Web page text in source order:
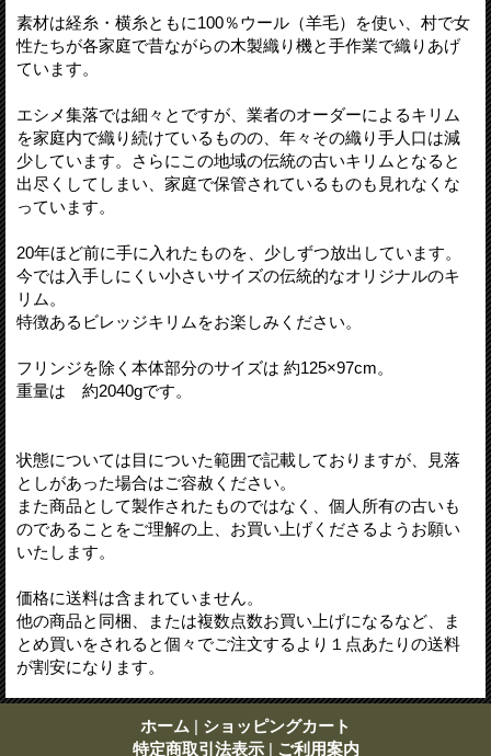
素材は経糸・横糸ともに100％ウール（羊毛）を使い、村で女
性たちが各家庭で昔ながらの木製織り機と手作業で織りあげ
ています。
エシメ集落では細々とですが、業者のオーダーによるキリム
を家庭内で織り続けているものの、年々その織り手人口は減
少しています。さらにこの地域の伝統の古いキリムとなると
出尽くしてしまい、家庭で保管されているものも見れなくな
っています。
20年ほど前に手に入れたものを、少しずつ放出しています。
今では入手しにくい小さいサイズの伝統的なオリジナルのキ
リム。
特徴あるビレッジキリムをお楽しみください。
フリンジを除く本体部分のサイズは 約125×97cm。
重量は 約2040gです。
状態については目についた範囲で記載しておりますが、見落
としがあった場合はご容赦ください。
また商品として製作されたものではなく、個人所有の古いも
のであることをご理解の上、お買い上げくださるようお願い
いたします。
価格に送料は含まれていません。
他の商品と同梱、または複数点数お買い上げになるなど、ま
とめ買いをされると個々でご注文するより１点あたりの送料
が割安になります。
ホーム | ショッピングカート
特定商取引法表示 | ご利用案内